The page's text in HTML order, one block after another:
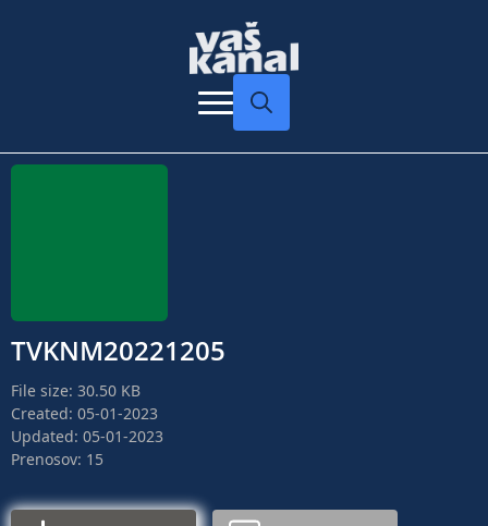
TVKNM20221205
File size: 30.50 KB
Created: 05-01-2023
Updated: 05-01-2023
Prenosov: 15